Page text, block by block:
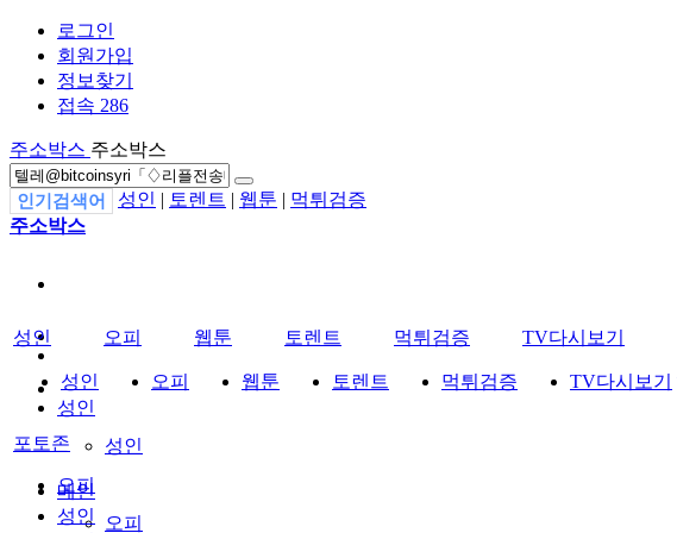
로그인
회원가입
정보찾기
접속 286
주소박스 주소박스
인기검색어 성인 | 토렌트 | 웹툰 | 먹튀검증
주소박스
성인
성인
오피
오피
성인
성인
오피
오피
웹툰
웹툰
토렌트
토렌트
먹튀검증
먹튀검증
TV다시보기
TV다시보기
포토존
메인
성인